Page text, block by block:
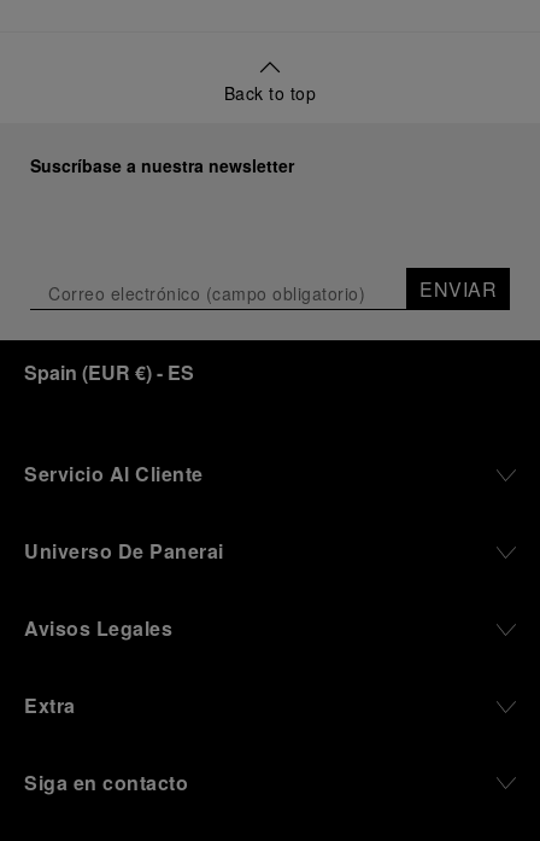
Back to top
Suscríbase a nuestra newsletter
ENVIAR
Spain (EUR €)- ES
Servicio Al Cliente
Universo De Panerai
Avisos Legales
Extra
Siga en contacto